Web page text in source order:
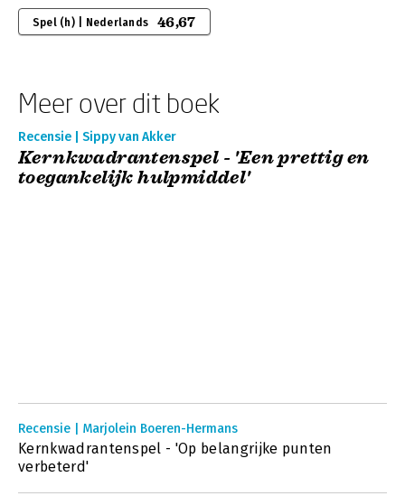
Spel (h) | Nederlands 46,67
Meer over dit boek
Recensie | Sippy van Akker
Kernkwadrantenspel - 'Een prettig en
toegankelijk hulpmiddel'
Recensie | Marjolein Boeren-Hermans
Kernkwadrantenspel - 'Op belangrijke punten
verbeterd'